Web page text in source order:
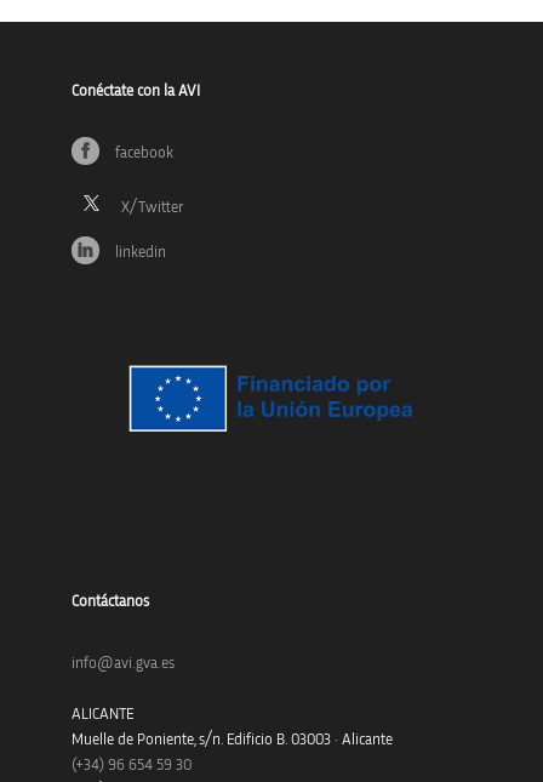
Conéctate con la AVI
facebook
linkedin
Contáctanos
info@avi.gva.es
ALICANTE
Muelle de Poniente, s/n. Edificio B. 03003 · Alicante
(+34) 96 654 59 30